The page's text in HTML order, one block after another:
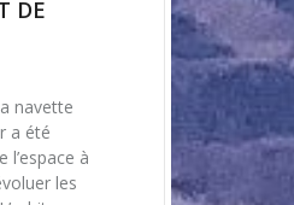
DE
navette
a été
l’espace à
les